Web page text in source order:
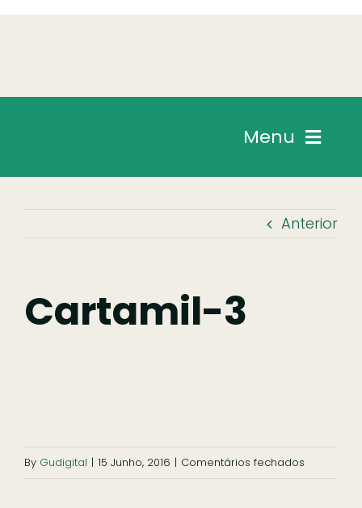
Skip
Menu
Fazer
Anterior
Cartamil-3
By Gudigital | 15 Junho, 2016 | Comentários fechados